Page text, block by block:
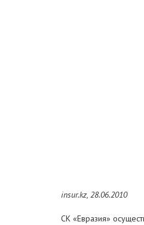
insur.kz, 28.06.2010
СК «Евразия»